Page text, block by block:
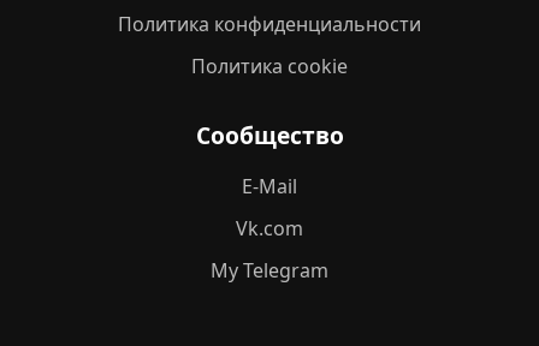
Политика конфиденциальности
Политика cookie
Сообщество
E-Mail
Vk.com
My Telegram